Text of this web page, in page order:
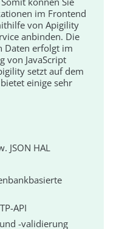
im Frontend
von Apigility
anbinden. Die
Daten erfolgt im
von JavaScript
setzt auf dem
einige sehr
JSON HAL
API
-validierung